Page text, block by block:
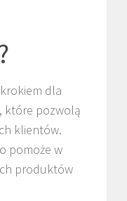
dla
które pozwolą
klientów.
pomoże w
produktów